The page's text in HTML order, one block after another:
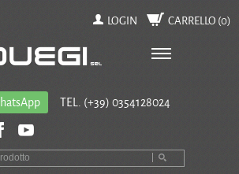
LOGIN CARRELLO (0)
TEL. (+39) 0354128024